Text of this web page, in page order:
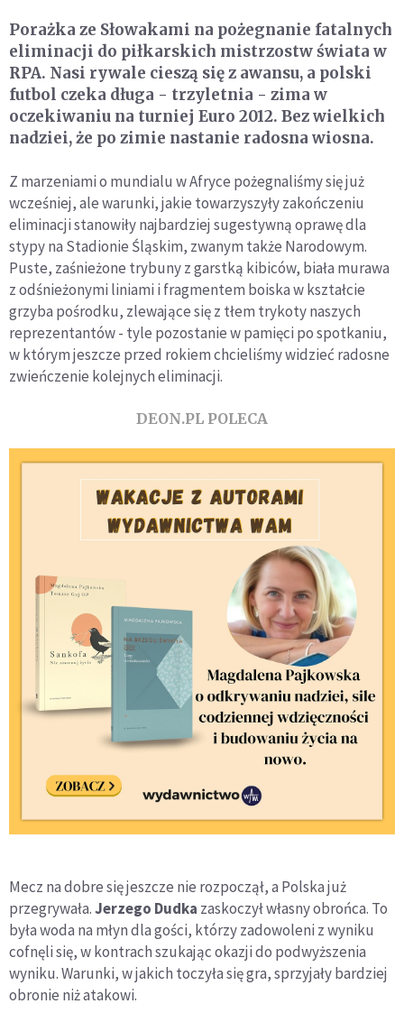
Porażka ze Słowakami na pożegnanie fatalnych
eliminacji do piłkarskich mistrzostw świata w
RPA. Nasi rywale cieszą się z awansu, a polski
futbol czeka długa - trzyletnia - zima w
oczekiwaniu na turniej Euro 2012. Bez wielkich
nadziei, że po zimie nastanie radosna wiosna.
Z marzeniami o mundialu w Afryce pożegnaliśmy się już
wcześniej, ale warunki, jakie towarzyszyły zakończeniu
eliminacji stanowiły najbardziej sugestywną oprawę dla
stypy na Stadionie Śląskim, zwanym także Narodowym.
Puste, zaśnieżone trybuny z garstką kibiców, biała murawa
z odśnieżonymi liniami i fragmentem boiska w kształcie
grzyba pośrodku, zlewające się z tłem trykoty naszych
reprezentantów - tyle pozostanie w pamięci po spotkaniu,
w którym jeszcze przed rokiem chcieliśmy widzieć radosne
zwieńczenie kolejnych eliminacji.
DEON.PL POLECA
Mecz na dobre się jeszcze nie rozpoczął, a Polska już
przegrywała.Jerzego Dudka zaskoczył własny obrońca. To
była woda na młyn dla gości, którzy zadowoleni z wyniku
cofnęli się, w kontrach szukając okazji do podwyższenia
wyniku. Warunki, w jakich toczyła się gra, sprzyjały bardziej
obronie niż atakowi.